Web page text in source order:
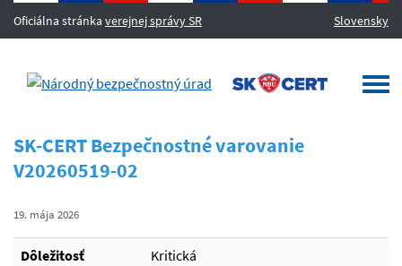
Oficiálna stránka verejnej správy SR Slovensky
MENU
SK-CERT Bezpečnostné varovanie
V20260519-02
19. mája 2026
Dôležitosť
Kritická